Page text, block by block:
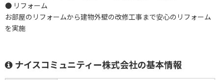
● リフォーム
お部屋のリフォームから建物外壁の改修工事まで安心のリフォーム
を実施
ナイスコミュニティー株式会社の基本情報